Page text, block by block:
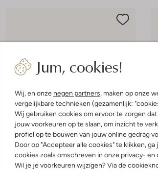
Jum, cookies!
Wij, en onze negen partners, maken op onze
vergelijkbare technieken (gezamenlijk:
Wij gebruiken cookies om ervoor te zorgen
jouw voorkeuren op te slaan, om inzicht te
profiel op te bouwen van jouw online gedrag
Door op "Accepteer alle cookies" te klikken,
cookies zoals omschreven in onze privacy- en
Wil je je voorkeuren wijzigen? Via de